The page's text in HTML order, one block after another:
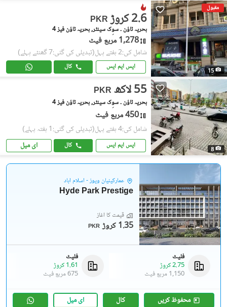
مقبول
15
PKR 2.6 کروڑ
بحریہ ٹاؤن ۔ سوِک سینٹر, بحریہ ٹاؤن فیز 4
1,278 مربع فیٹ
شامل کی:2 ہفتے پہل (تبدیلی کی گئی:7 گھنٹے پہلے)
ایس ایم ایس کال
8
PKR 55 لاکھ
بحریہ ٹاؤن ۔ سوِک سینٹر, بحریہ ٹاؤن فیز 4
450 مربع فیٹ
شامل کی:4 ہفتے پہل (تبدیلی کی گئی:1 ہفتہ پہلے)
ایس ایم ایس کال ای میل
عمارکینیان ویوز - اسلام آباد
Hyde Park Prestige
قیمت کا آغاز
PKR 1.35 کروڑ
فلیٹ
2.75 کروڑ
1,150 مربع فیٹ
فلیٹ
1.61 کروڑ
675 مربع فیٹ
محفوظ کریں کال ای میل